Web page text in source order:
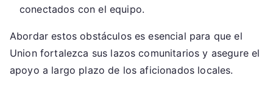
conectados con el equipo.
Abordar estos obstáculos es esencial para que el
Union fortalezca sus lazos comunitarios y asegure el
apoyo a largo plazo de los aficionados locales.